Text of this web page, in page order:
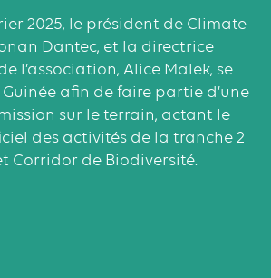
2025, le président de Climate
Dantec, et la directrice
l’association, Alice Malek, se
afin de faire partie d’une
sur le terrain, actant le
des activités de la tranche 2
Corridor de Biodiversité.